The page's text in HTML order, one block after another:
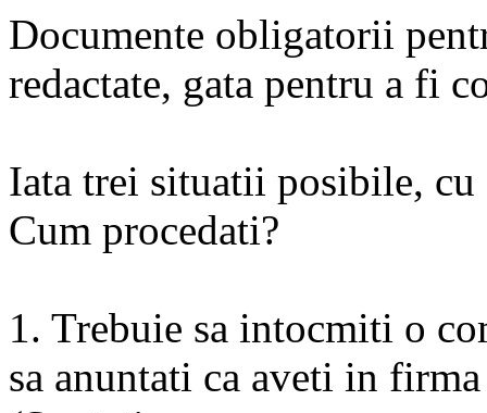
Documente obligatorii
redactate, gata pentru a fi
Iata trei situatii posibile,
Cum procedati?
1. Trebuie sa intocmiti o
sa anuntati ca aveti in